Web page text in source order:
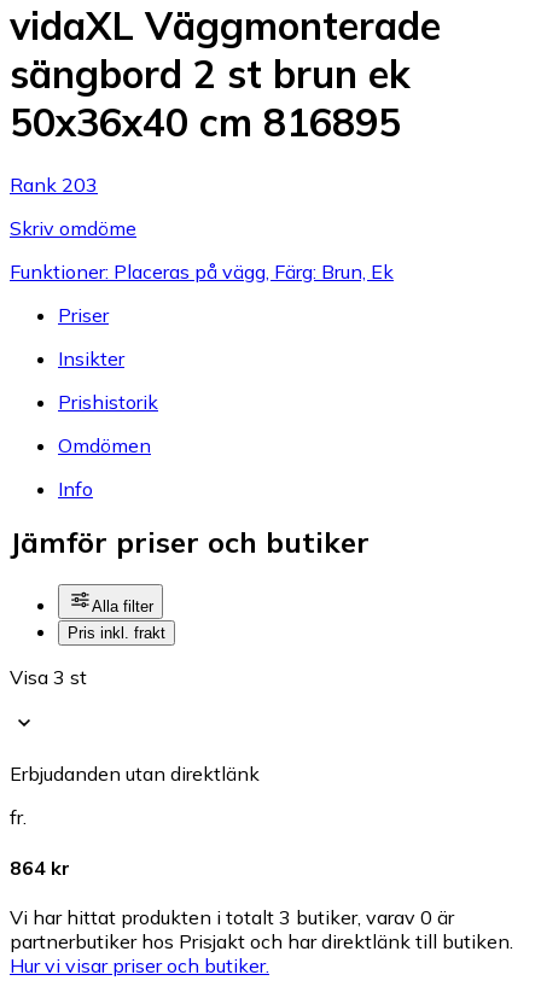
vidaXL Väggmonterade
sängbord 2 st brun ek
50x36x40 cm 816895
Rank 203
Skriv omdöme
Funktioner: Placeras på vägg, Färg: Brun, Ek
Priser
Insikter
Prishistorik
Omdömen
Info
Jämför priser och butiker
Alla filter
Pris inkl. frakt
Visa 3 st
Erbjudanden utan direktlänk
fr.
864 kr
Vi har hittat produkten i totalt 3 butiker, varav 0 är
partnerbutiker hos Prisjakt och har direktlänk till butiken.
Hur vi visar priser och butiker.